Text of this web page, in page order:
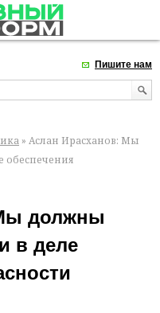
Пишите нам
» Аслан Ирасханов: Мы
обеспечения
должны
в деле